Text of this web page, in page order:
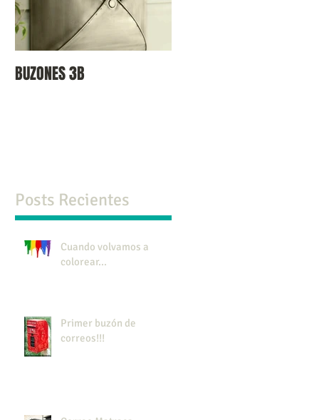
BUZONES 3B
Posts Recientes
Cuando volvamos a
colorear...
Primer buzón de
correos!!!